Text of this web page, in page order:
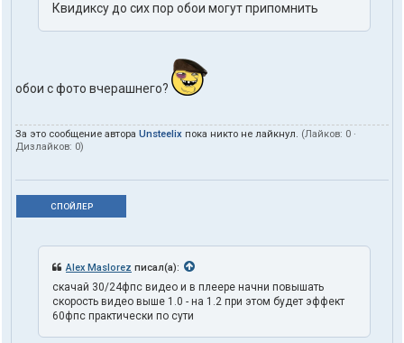
Квидиксу до сих пор обои могут припомнить
обои с фото вчерашнего?
За это сообщение автора Unsteelix пока никто не лайкнул. (Лайков: 0 ·
Дизлайков: 0)
СПОЙЛЕР
Alex Maslorez писал(а):
скачай 30/24фпс видео и в плеере начни повышать
скорость видео выше 1.0 - на 1.2 при этом будет эффект
60фпс практически по сути